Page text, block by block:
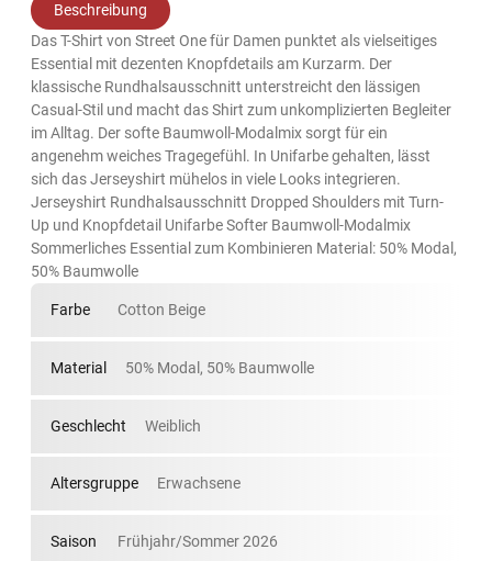
Beschreibung
Das T-Shirt von Street One für Damen punktet als vielseitiges
Essential mit dezenten Knopfdetails am Kurzarm. Der
klassische Rundhalsausschnitt unterstreicht den lässigen
Casual-Stil und macht das Shirt zum unkomplizierten Begleiter
im Alltag. Der softe Baumwoll-Modalmix sorgt für ein
angenehm weiches Tragegefühl. In Unifarbe gehalten, lässt
sich das Jerseyshirt mühelos in viele Looks integrieren.
Jerseyshirt Rundhalsausschnitt Dropped Shoulders mit Turn-
Up und Knopfdetail Unifarbe Softer Baumwoll-Modalmix
Sommerliches Essential zum Kombinieren Material: 50% Modal,
50% Baumwolle
Farbe Cotton Beige
Material 50% Modal, 50% Baumwolle
Geschlecht Weiblich
Altersgruppe Erwachsene
Saison Frühjahr/Sommer 2026